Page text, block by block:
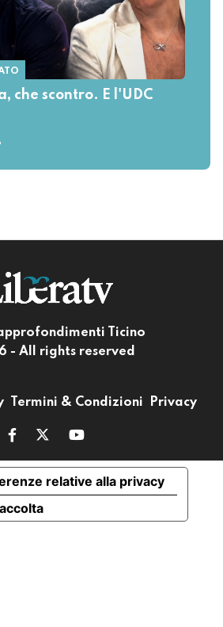
che scontro. E l'UDC
Ticino
- All rights reserved
Termini & Condizioni Privacy
relative alla privacy